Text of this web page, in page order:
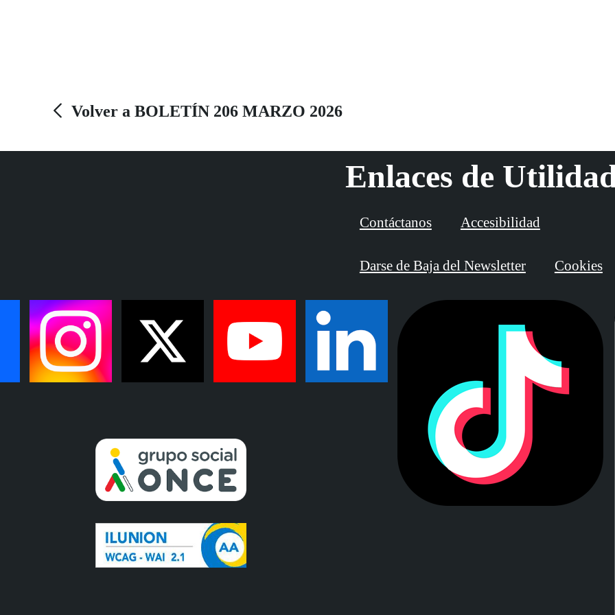
Volver a BOLETÍN 206 MARZO 2026
Enlaces de
Contáctanos Accesibilidad
Darse de Baja del Newsletter Cookies